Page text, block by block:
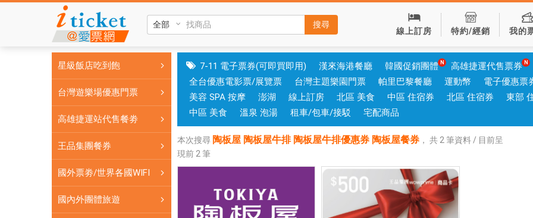
陶
牛
排
陶
牛
排
惠
搜尋
線上訂房 特約/經銷 我的
星級飯店吃到飽
台灣遊樂場優惠門票
高雄捷運站代售餐劵
王品集團餐券
國外票劵/世界各國WIFI
國內外團體旅遊
7-11 電子票券(可即買即用) 漢來海港餐廳 韓國促銷團體
高雄捷運代售票券
全台優惠電影票/展覽票
台灣主題樂園門票 帕里巴黎餐廳 運動幣
電子優惠票
美容 SPA 按摩
澎湖 線上訂房 北區 美食 中區 住宿券 北區 住宿券
東部
中區 美食
溫泉 泡湯 租車/包車/接駁 宅配商品
本次搜尋 陶板屋 陶板屋牛排 陶板屋牛排優惠券 陶板屋餐券 ， 共 2 筆資料 / 目前呈
現前 2 筆